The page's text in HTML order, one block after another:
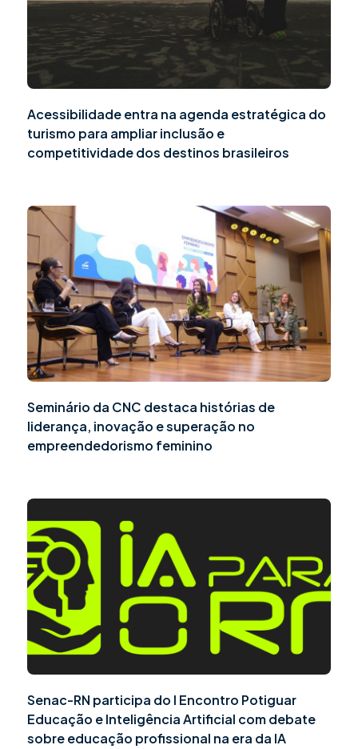
Acessibilidade entra na agenda estratégica do
turismo para ampliar inclusão e
competitividade dos destinos brasileiros
Seminário da CNC destaca histórias de
liderança, inovação e superação no
empreendedorismo feminino
Senac-RN participa do I Encontro Potiguar
Educação e Inteligência Artificial com debate
sobre educação profissional na era da IA